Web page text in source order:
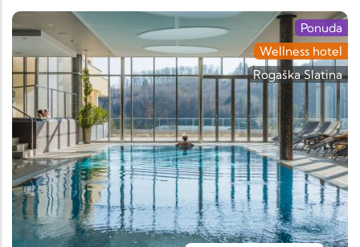
Ponuda
Wellness hotel
Rogaška Slatina